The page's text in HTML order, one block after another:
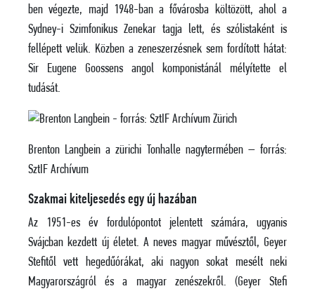
ben végezte, majd 1948-ban a fővárosba költözött, ahol a
Sydney-i Szimfonikus Zenekar tagja lett, és szólistaként is
fellépett velük. Közben a zeneszerzésnek sem fordított hátat:
Sir Eugene Goossens angol komponistánál mélyítette el
tudását.
Brenton Langbein a zürichi Tonhalle nagytermében – forrás:
SztIF Archívum
Szakmai kiteljesedés egy új hazában
Az 1951-es év fordulópontot jelentett számára, ugyanis
Svájcban kezdett új életet. A neves magyar művésztől, Geyer
Stefitől vett hegedűórákat, aki nagyon sokat mesélt neki
Magyarországról és a magyar zenészekről. (Geyer Stefi